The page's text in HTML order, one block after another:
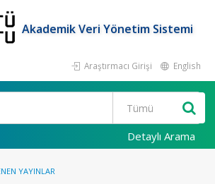
Akademik Veri Yönetim Sistemi
Araştırmacı Girişi English
Detaylı Arama
YAYINLAR